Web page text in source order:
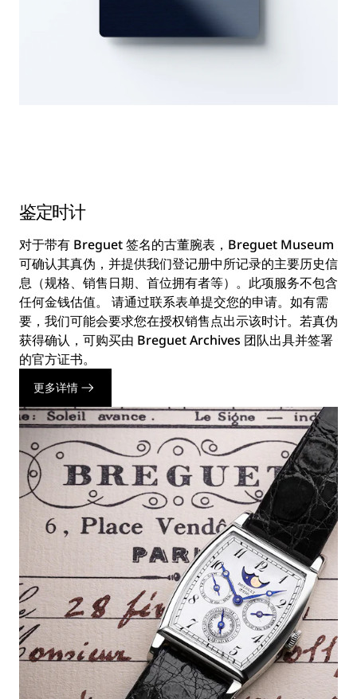
鉴定时计
对于带有 Breguet 签名的古董腕表，Breguet Museum
可确认其真伪，并提供我们登记册中所记录的主要历史信
息（规格、销售日期、首位拥有者等）。此项服务不包含
任何金钱估值。 请通过联系表单提交您的申请。如有需
要，我们可能会要求您在授权销售点出示该时计。若真伪
获得确认，可购买由 Breguet Archives 团队出具并签署
的官方证书。
更多详情